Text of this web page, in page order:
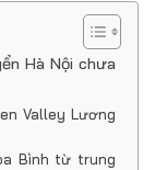
Hà Nội chưa
Valley Lương
Bình từ trung